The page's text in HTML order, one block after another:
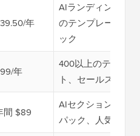
年
AIランディングペ
のテンプレート、
ック
年
400以上のテンプ
ト、セールスファ
間 $89
AIセクションジェ
パック、人気のメ